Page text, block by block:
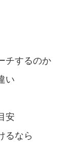
チするのか
い
安
るなら